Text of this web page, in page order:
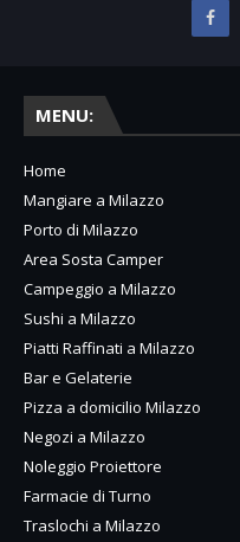
MENU:
Home
Mangiare a Milazzo
Porto di Milazzo
Area Sosta Camper
Campeggio a Milazzo
Sushi a Milazzo
Piatti Raffinati a Milazzo
Bar e Gelaterie
Pizza a domicilio Milazzo
Negozi a Milazzo
Noleggio Proiettore
Farmacie di Turno
Traslochi a Milazzo